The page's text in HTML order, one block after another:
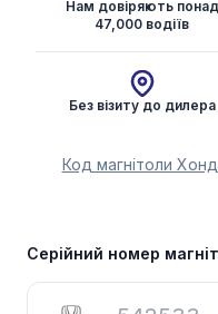
Нам довіряють понад
47,000 водіїв
Без візиту до дилера
Код магнітоли
Отримати код
Серійний номер